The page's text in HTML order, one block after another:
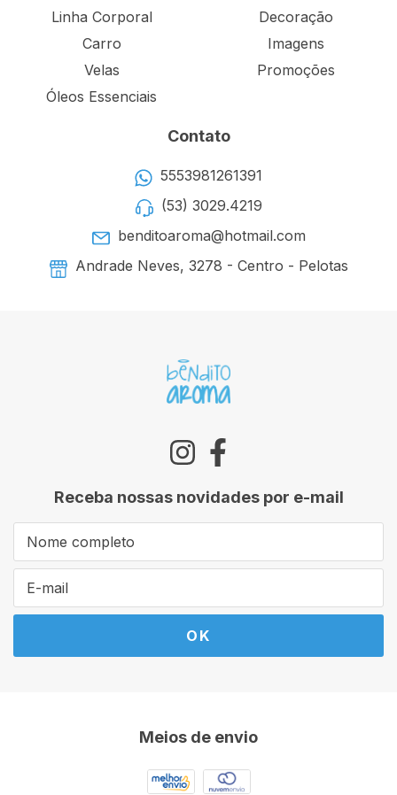
Linha Corporal
Carro
Velas
Óleos Essenciais
Decoração
Imagens
Promoções
Contato
5553981261391
(53) 3029.4219
benditoaroma@hotmail.com
Andrade Neves, 3278 - Centro - Pelotas
Receba nossas novidades por e-mail
Meios de envio